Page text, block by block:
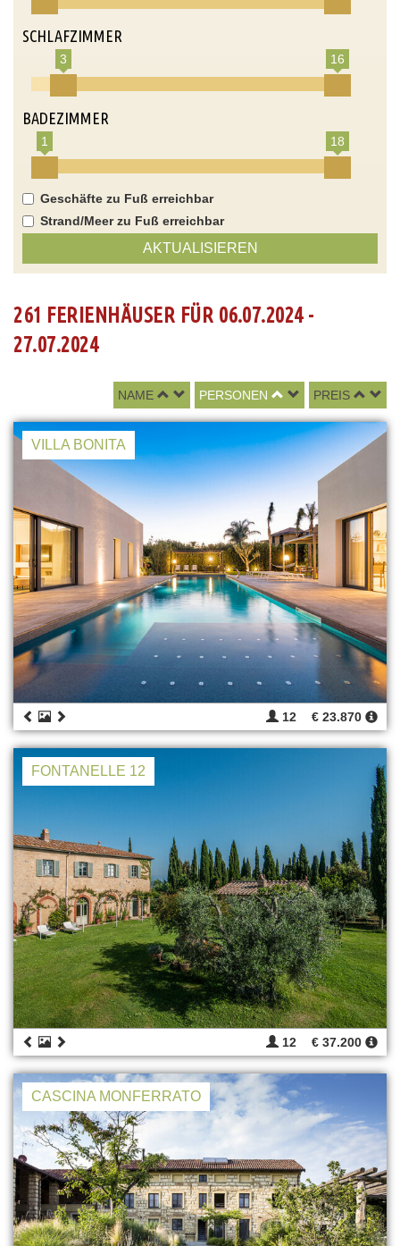
SCHLAFZIMMER
3 16
BADEZIMMER
1 18
Geschäfte zu Fuß erreichbar
Strand/Meer zu Fuß erreichbar
AKTUALISIEREN
261 FERIENHÄUSER FÜR 06.07.2024 -
27.07.2024
NAME PERSONEN PREIS
VILLA BONITA
12 € 23.870
FONTANELLE 12
12 € 37.200
CASCINA MONFERRATO